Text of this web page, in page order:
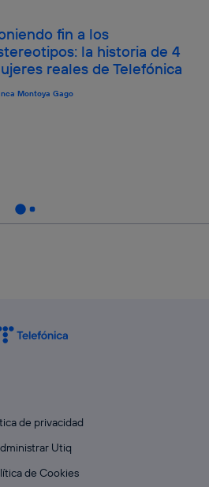
fin a los
la historia de 4
reales de Telefónica
Montoya Gago
de privacidad
Utiq
de Cookies